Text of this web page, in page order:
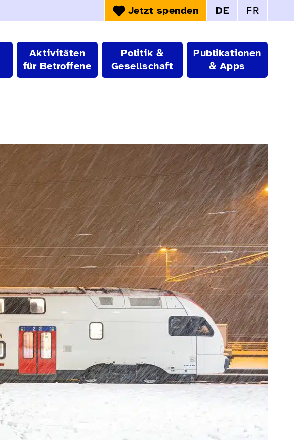
Jetzt spenden Sprachwahl:
DE FR
Aktivitäten
für Betroffene
Politik &
Gesellschaft
Publikationen
& Apps